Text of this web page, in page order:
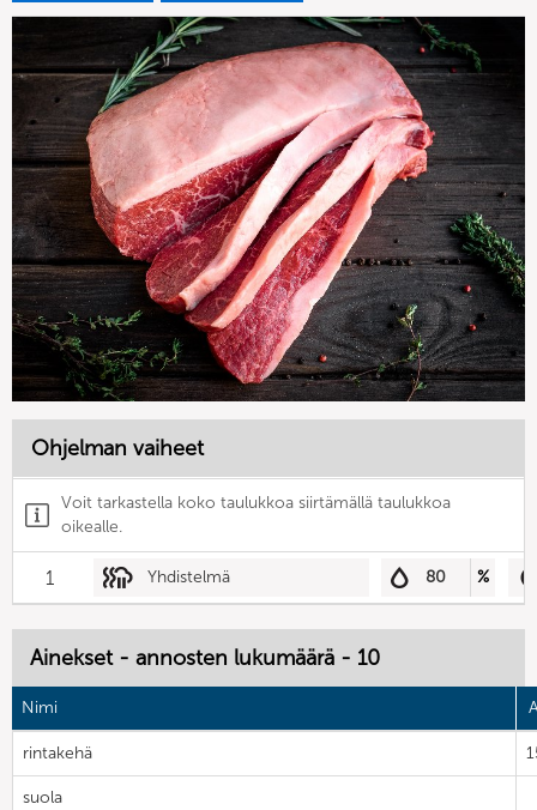
Ohjelman vaiheet
Voit tarkastella koko taulukkoa siirtämällä taulukkoa
oikealle.
1 Yhdistelmä 80 %
Ainekset - annosten lukumäärä - 10
Nimi
rintakehä
suola